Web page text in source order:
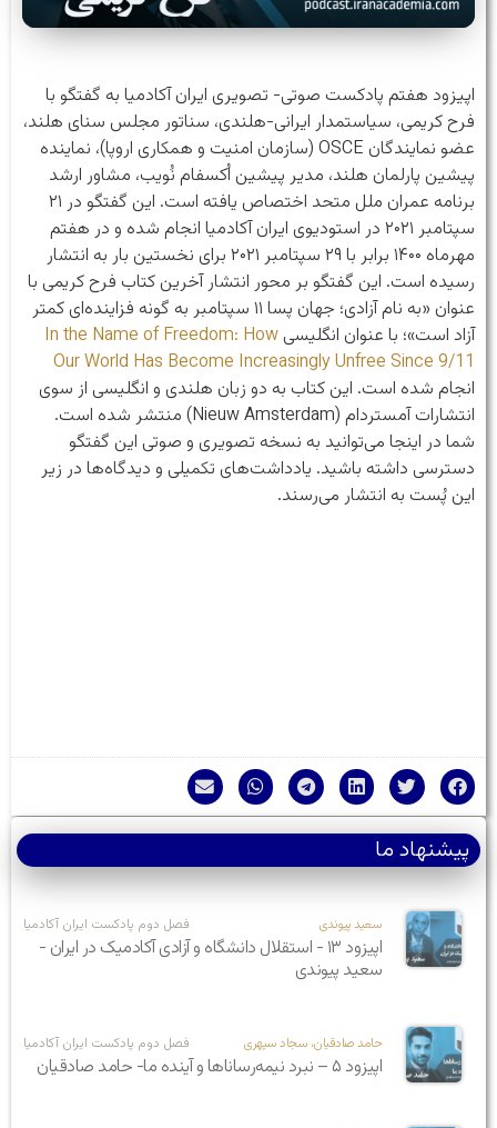
اپیزود هفتم پادکست صوتی- تصویری ایران آکادمیا به گفتگو با
فرح کریمی، سیاستمدار ایرانی-هلندی، سناتور مجلس سنای هلند،
عضو نمایندگان OSCE (سازمان امنیت و همکاری اروپا)، نماینده
پیشین پارلمان هلند، مدیر پیشین اُکسفام نُویب، مشاور ارشد
برنامه عمران ملل متحد اختصاص یافته است. این گفتگو در ۲۱
سپتامبر ۲۰۲۱ در استودیوی ایران آکادمیا انجام شده و در هفتم
مهرماه ۱۴۰۰ برابر با ۲۹ سپتامبر ۲۰۲۱ برای نخستین بار به انتشار
رسیده است. این گفتگو بر محور انتشار آخرین کتاب فرح کریمی با
عنوان «به نام آزادی؛ جهان پسا ۱۱ سپتامبر به گونه فزاینده‌ای کمتر
آزاد است»؛ با عنوان انگلیسیIn the Name of Freedom: How
Our World Has Become Increasingly Unfree Since 9/11
انجام شده است. این کتاب به دو زبان هلندی و انگلیسی از سوی
انتشارات آمستردام (Nieuw Amsterdam) منتشر شده است.
شما در اینجا می‌توانید به نسخه تصویری و صوتی این گفتگو
دسترسی داشته باشید. یادداشت‌های تکمیلی و دیدگاه‌ها در زیر
این پُست به انتشار می‌رسند.
پیشنهاد ما
سعید پیوندی فصل دوم پادکست ایران آکادمیا
اپیزود ۱۳ - استقلال دانشگاه و آزادی آکادمیک در ایران -
سعید پیوندی
حامد صادقیان، سجاد سپهری فصل دوم پادکست ایران آکادمیا
اپیزود ۵ – نبرد نیمه‌رساناها و آینده ما- حامد صادقیان